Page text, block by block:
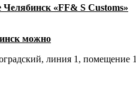
Челябинск «FF& S Customs»
можно
линия 1, помещение 1